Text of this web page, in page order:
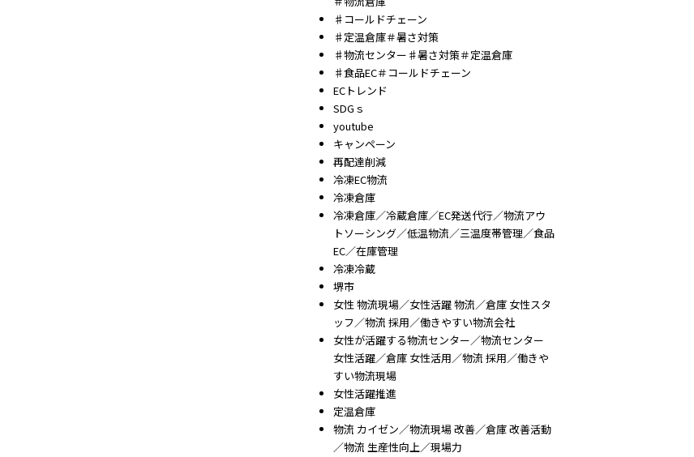
♯コールドチェーン
♯定温倉庫＃暑さ対策
♯物流センター♯暑さ対策＃定温倉庫
♯食品EC＃コールドチェーン
ECトレンド
SDGｓ
youtube
キャンペーン
再配達削減
冷凍EC物流
冷凍倉庫
冷凍倉庫／冷蔵倉庫／EC発送代行／物流アウ
トソーシング／低温物流／三温度帯管理／食品
EC／在庫管理
冷凍冷蔵
堺市
女性 物流現場／女性活躍 物流／倉庫 女性スタ
ッフ／物流 採用／働きやすい物流会社
女性が活躍する物流センター／物流センター
女性活躍／倉庫 女性活用／物流 採用／働きや
すい物流現場
女性活躍推進
定温倉庫
物流 カイゼン／物流現場 改善／倉庫 改善活動
／物流 生産性向上／現場力